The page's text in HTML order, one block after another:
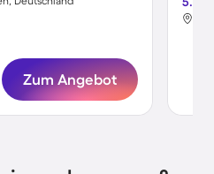
Zum Angebot